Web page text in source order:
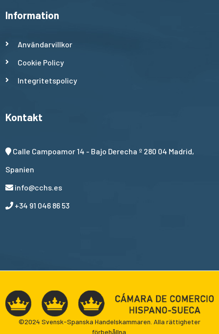
Information
Användarvillkor
Cookie Policy
Integritetspolicy
Kontakt
Calle Campoamor 14 - Bajo Derecha º 280 04 Madrid,
Spanien
info@cchs.es
+34 91 046 86 53
©2024 Svensk-Spanska Handelskammaren. Alla rättigheter
förbehållna.